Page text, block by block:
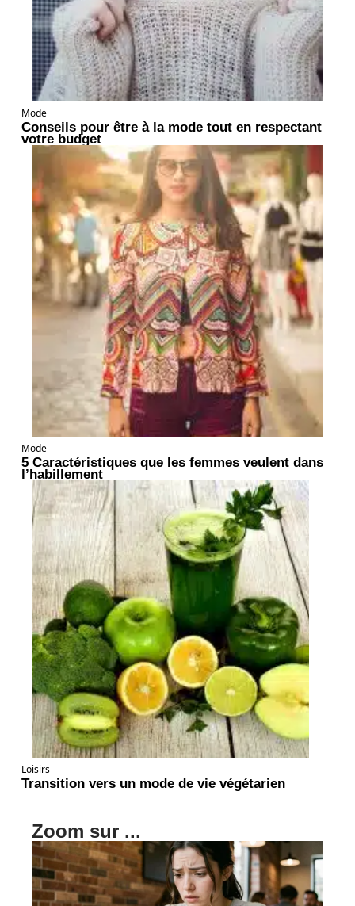
Mode
Conseils pour être à la mode tout en respectant
votre budget
Mode
5 Caractéristiques que les femmes veulent dans
l’habillement
Loisirs
Transition vers un mode de vie végétarien
Zoom sur ...